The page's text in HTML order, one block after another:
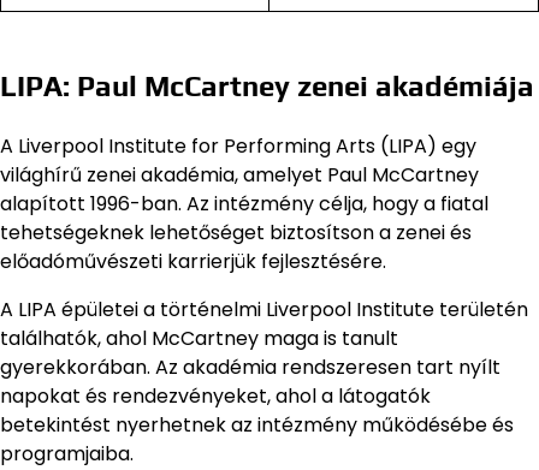
LIPA: Paul McCartney zenei akadémiája
A Liverpool Institute for Performing Arts (LIPA) egy
világhírű zenei akadémia, amelyet Paul McCartney
alapított 1996-ban. Az intézmény célja, hogy a fiatal
tehetségeknek lehetőséget biztosítson a zenei és
előadóművészeti karrierjük fejlesztésére.
A LIPA épületei a történelmi Liverpool Institute területén
találhatók, ahol McCartney maga is tanult
gyerekkorában. Az akadémia rendszeresen tart nyílt
napokat és rendezvényeket, ahol a látogatók
betekintést nyerhetnek az intézmény működésébe és
programjaiba.